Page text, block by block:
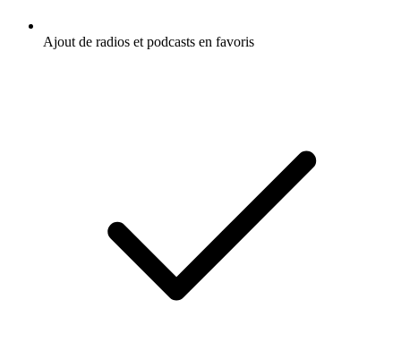
Ajout de radios et podcasts en favoris